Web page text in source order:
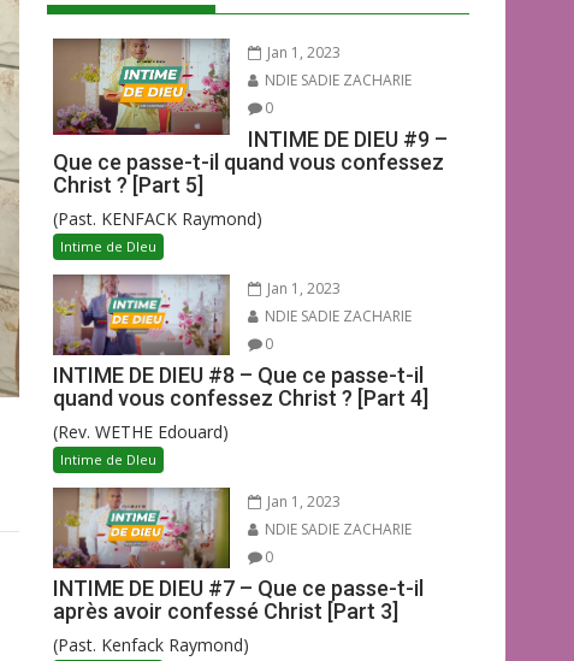
Jan 1, 2023
NDIE SADIE ZACHARIE
0
INTIME DE DIEU #9 –
Que ce passe-t-il quand vous confessez
Christ ? [Part 5]
(Past. KENFACK Raymond)
Intime de DIeu
Jan 1, 2023
NDIE SADIE ZACHARIE
0
INTIME DE DIEU #8 – Que ce passe-t-il
quand vous confessez Christ ? [Part 4]
(Rev. WETHE Edouard)
Intime de DIeu
Jan 1, 2023
NDIE SADIE ZACHARIE
0
INTIME DE DIEU #7 – Que ce passe-t-il
après avoir confessé Christ [Part 3]
(Past. Kenfack Raymond)